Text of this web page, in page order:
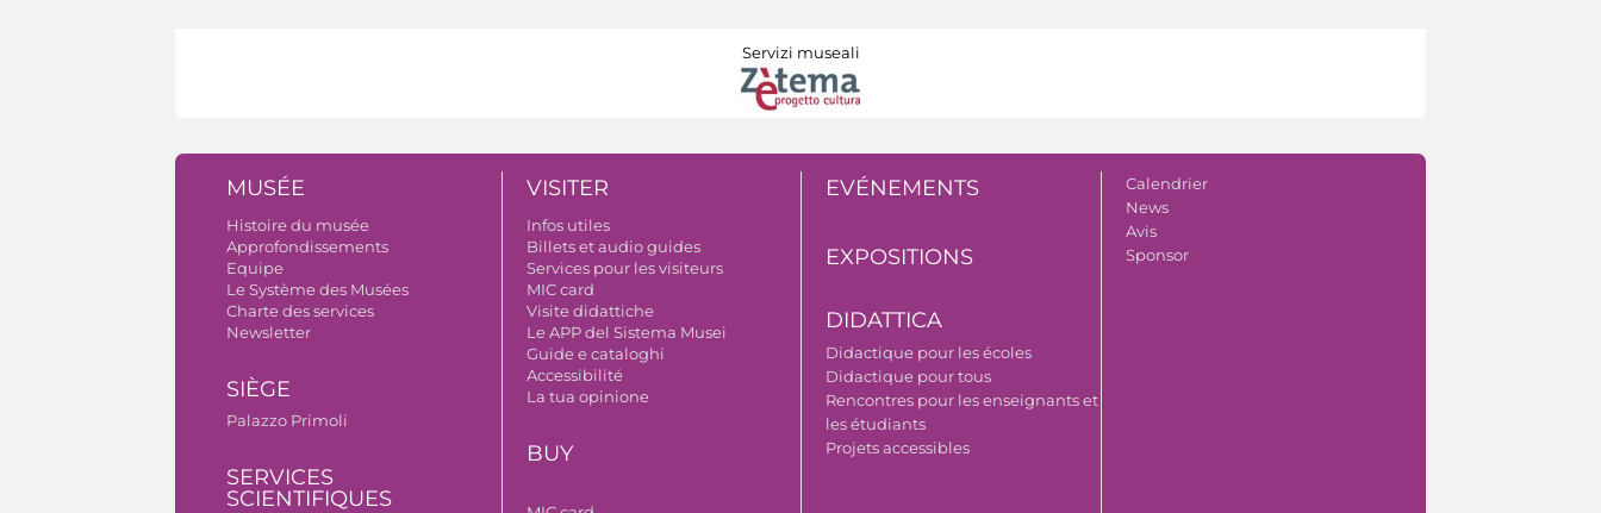
Servizi museali
MUSÉE
Histoire du musée
Approfondissements
Equipe
Le Système des Musées
Charte des services
Newsletter
SIÈGE
Palazzo Primoli
SERVICES
SCIENTIFIQUES
VISITER
Infos utiles
Billets et audio guides
Services pour les visiteurs
MIC card
Visite didattiche
Le APP del Sistema Musei
Guide e cataloghi
Accessibilité
La tua opinione
BUY
EVÉNEMENTS
EXPOSITIONS
DIDATTICA
Didactique pour les écoles
Didactique pour tous
Rencontres pour les enseignants et
les étudiants
Projets accessibles
Calendrier
News
Avis
Sponsor